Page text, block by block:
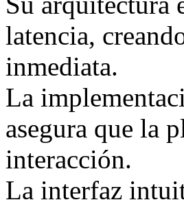
latencia,
inmediata.
La
asegura que la
interacción.
La interfaz